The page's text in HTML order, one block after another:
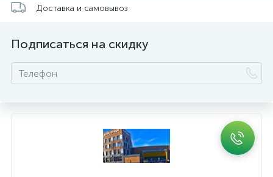
Доставка и самовывоз
Подписаться на скидку